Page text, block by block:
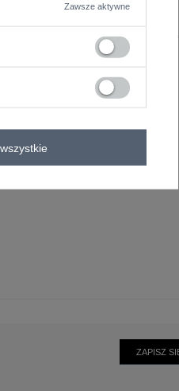
Zadaj pytanie
ZAPISZ
Zawsze aktywne